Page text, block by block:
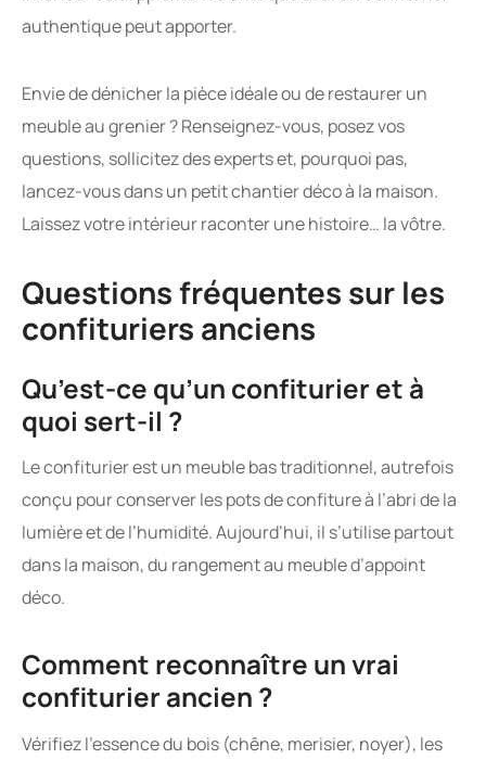
meuble au grenier ? Renseignez-vous, posez vos
lancez-vous dans un petit chantier déco à la maison.
Laissez votre intérieur raconter une histoire… la vôtre.
Questions fréquentes sur les
confituriers anciens
Qu’est-ce qu’un confiturier et à
quoi sert-il ?
conçu pour conserver les pots de confiture à l’abri de la
lumière et de l’humidité. Aujourd’hui, il s’utilise partout
dans la maison, du rangement au meuble d’appoint
déco.
Comment reconnaître un vrai
confiturier ancien ?
assemblages sans vis, la patine naturelle et la présence
de ferrures d’époque. N’hésitez pas à comparer avec
des photos ou à consulter un expert si besoin.